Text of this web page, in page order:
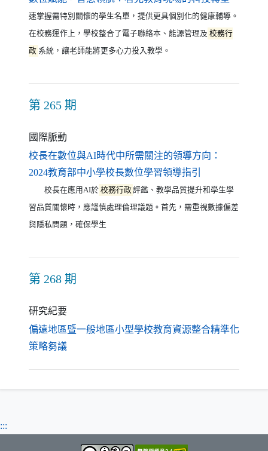
速掌握需特別關懷的學生名單，提供更具個別化的健康輔導。
在校務運作上，學校整合了電子聯絡本、能源管理及 校務行
政 系統，讓老師能將更多心力投入教學。
第 265 期
國際脈動
校長在數位與AI時代中所需關注的領導方向：
2024教育部中小學校長數位學習領導指引
校長在應用AI於 校務行政評鑑、教學品質提升和學生學
習品質關懷時，應謹慎處理倫理議題。首先，需重視數據偏差
與隱私問題，確保學生
第 268 期
研究紀要
偏遠地區暨一般地區小型學校教育資源整合精準化
策略芻議（另開新視窗）
:::